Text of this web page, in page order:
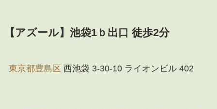
【アズール】池袋1ｂ出口 徒歩2分
東京都豊島区 西池袋 3-30-10 ライオンビル 402